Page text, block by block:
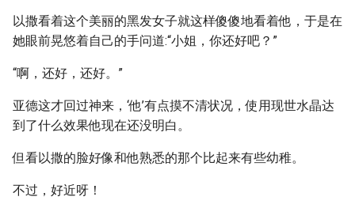
以撒看着这个美丽的黑发女子就这样傻傻地看着他，于是在
她眼前晃悠着自己的手问道:“小姐，你还好吧？”
“啊，还好，还好。”
亚德这才回过神来，‘他’有点摸不清状况，使用现世水晶达
到了什么效果他现在还没明白。
但看以撒的脸好像和他熟悉的那个比起来有些幼稚。
不过，好近呀！